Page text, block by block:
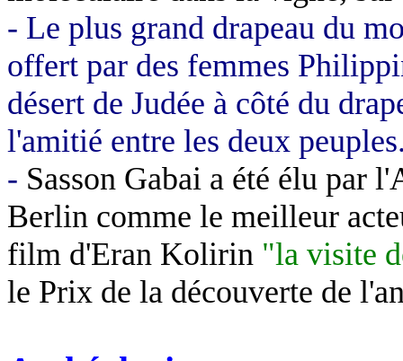
- Le plus grand drapeau du
offert par des femmes
désert de Judée à côté du
l'amitié entre les deux
- Sasson Gabai a été élu par
Berlin comme le meilleur
film d'Eran Kolirin "la visite
le Prix de la découverte de